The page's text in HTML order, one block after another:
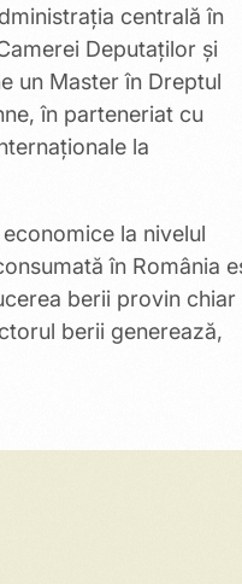
centrală în
Deputaților și
un Master în Dreptul
în parteneriat cu
la
la nivelul
în România
berii provin chiar
berii generează,